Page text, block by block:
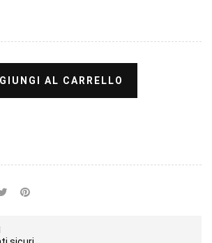
AL CARRELLO